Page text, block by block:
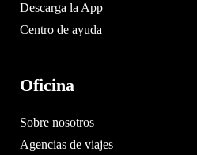
Descarga la App
Centro de ayuda
Oficina
Sobre nosotros
Agencias de viajes